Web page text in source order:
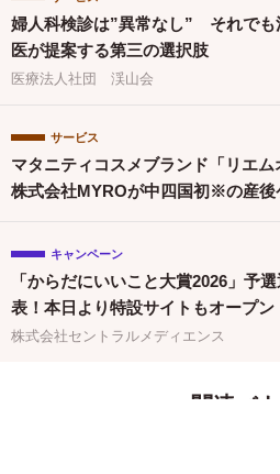
婦人科検診は”異常なし” それでも
医が提案する第三の選択肢
医療法人社団 渓山会
サービス
マタニティコスメブランド「リエ
株式会社MYROが中四国初※の産
キャンペーン
「からだにいいこと大賞2026」予
表！本日より特設サイトもオープン
株式会社セントラルメディエンス
関連バナ